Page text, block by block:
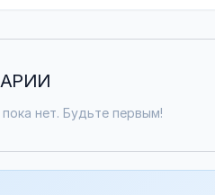
нет. Будьте первым!